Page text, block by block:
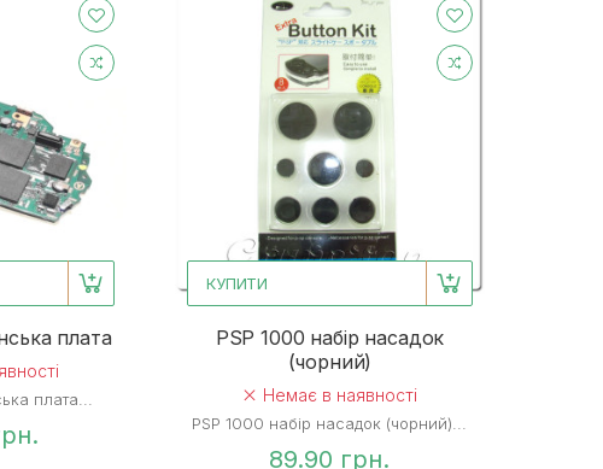
плата
плата...
КУПИТИ
PSP 1000 набір насадок
(чорний)
Немає в наявності
PSP 1000 набір насадок (чорний)...
89.90 грн.